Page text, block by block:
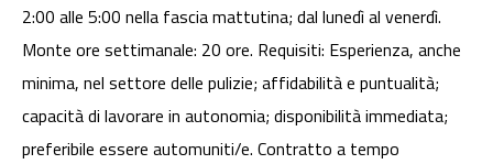
2:00 alle 5:00 nella fascia mattutina; dal lunedì al venerdì.
Monte ore settimanale: 20 ore. Requisiti: Esperienza, anche
minima, nel settore delle pulizie; affidabilità e puntualità;
capacità di lavorare in autonomia; disponibilità immediata;
preferibile essere automuniti/e. Contratto a tempo